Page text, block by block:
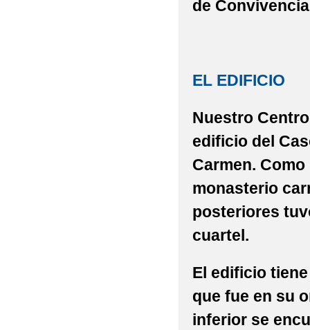
de
EL EDIFICIO
Nuestro
edificio del
Carmen.
monasterio
posteriores
cuartel.
El edificio
que fue en su
inferior se